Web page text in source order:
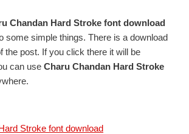
Chandan Hard Stroke font download
some simple things. There is a download
the post. If you click there it will be
can use Charu Chandan Hard Stroke
Stroke font download